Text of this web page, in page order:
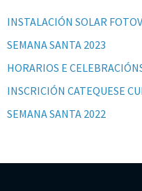
INSTALACIÓN SOLAR
SEMANA SANTA 2023
HORARIOS E
INSCRICIÓN CATEQUESE
SEMANA SANTA 2022